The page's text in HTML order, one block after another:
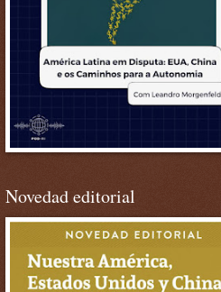
Novedad editorial